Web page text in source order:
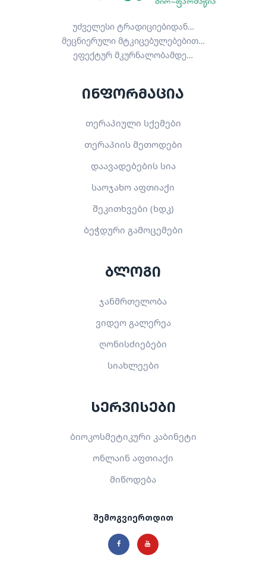
უძველესი ტრადიციებიდან…
მეცნიერული მტკიცებულებებით…
ეფექტურ მკურნალობამდე…
ინფორმაცია
თერაპიული სქემები
თერაპიის მეთოდები
დაავადებების სია
საოჯახო აფთიაქი
შეკითხვები (ხდკ)
ბეჭდური გამოცემები
ბლოგი
ჯანმრთელობა
ვიდეო გალერეა
ღონისძიებები
სიახლეები
სერვისები
ბიოკოსმეტიკური კაბინეტი
ონლაინ აფთიაქი
მიწოდება
შემოგვიერთდით